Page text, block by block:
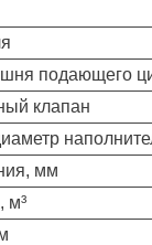
подающего
клапан
мм
м³